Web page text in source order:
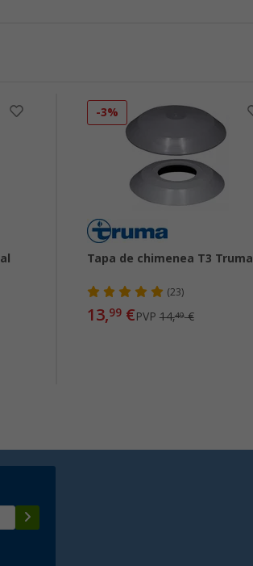
-3%
Tapa de chimenea T3 Truma
(23)
13,99€PVP 14,49€